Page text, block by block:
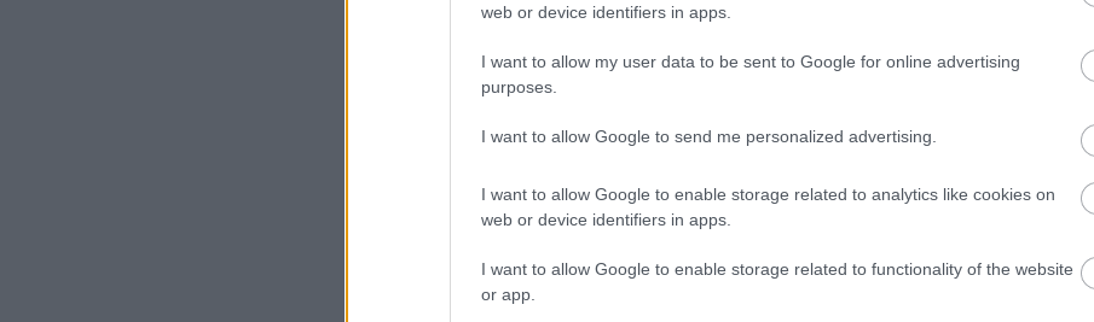
web or device identifiers in apps.
I want to allow my user data to be sent to Google for online advertising
purposes.
I want to allow Google to send me personalized advertising.
I want to allow Google to enable storage related to analytics like cookies on
web or device identifiers in apps.
I want to allow Google to enable storage related to functionality of the website
or app.
Σ
τερητικά σύνδρομα, τέλος. Το θέατρο επιστρέφει για τα
πόλη με δέκα μεγάλες παραγωγές που ολοκληρώνουν τις
τους περιοδείες πιάνοντας θέση στα open air θέατρα
Χουβαρδά, μέχρι τους κεφάτους Όρνιθες του Μπινιάρη και το γκραν
Ορέστειας του Τερζόπουλου, ο Σεπτέμβρης μας βρίσκει στο Θέατρο
Λυκαβηττό, την Πέτρα και αλλού.